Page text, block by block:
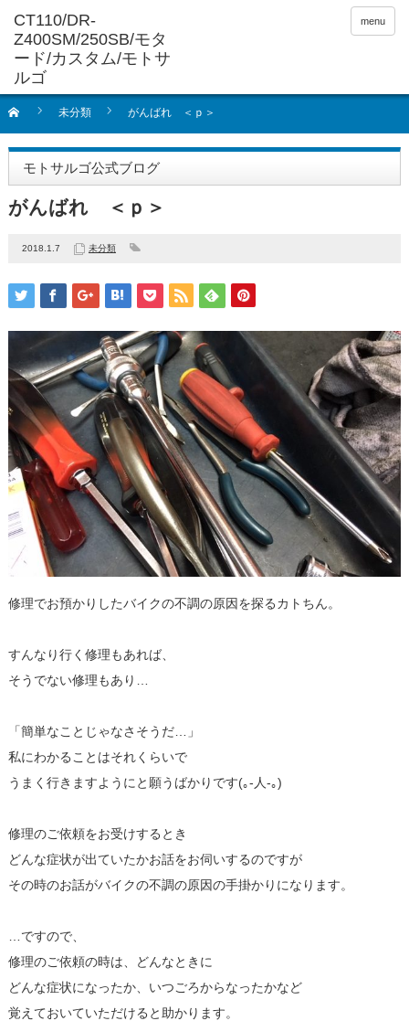
menu
未分類 がんばれ ＜ｐ＞
モトサルゴ公式ブログ
がんばれ ＜ｐ＞
2018.1.7 未分類
修理でお預かりしたバイクの不調の原因を探るカトちん。
すんなり行く修理もあれば、
そうでない修理もあり…
「簡単なことじゃなさそうだ…」
私にわかることはそれくらいで
うまく行きますようにと願うばかりです(｡-人-｡)
修理のご依頼をお受けするとき
どんな症状が出ていたかお話をお伺いするのですが
その時のお話がバイクの不調の原因の手掛かりになります。
…ですので、
修理のご依頼の時は、どんなときに
どんな症状になったか、いつごろからなったかなど
覚えておいていただけると助かります。